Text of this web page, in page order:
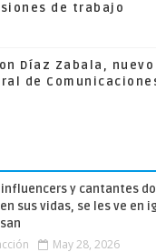
de trabajo
Díaz Zabala,
de
influencers y cantantes
sus vidas, se les ve en
May 28, 2026